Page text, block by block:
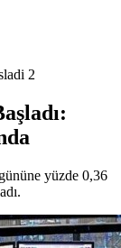
2
yüzde 0,36